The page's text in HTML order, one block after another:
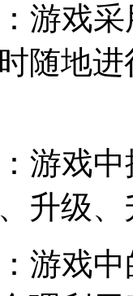
游戏
随地
游戏
升级
游戏